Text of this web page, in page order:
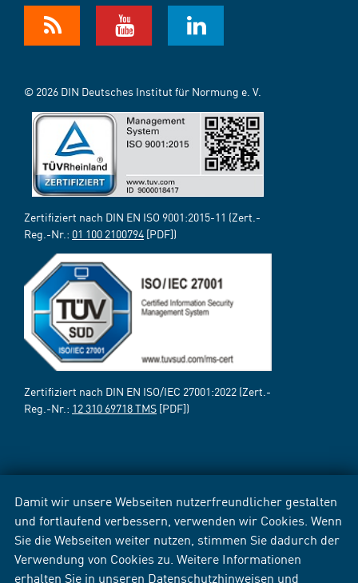
Damit wir unsere Webseiten nutzerfreundlicher gestalten
und fortlaufend verbessern, verwenden wir Cookies. Wenn
Sie die Webseiten weiter nutzen, stimmen Sie dadurch der
Verwendung von Cookies zu. Weitere Informationen
erhalten Sie in unseren Datenschutzhinweisen und
© 2026 DIN Deutsches Institut für Normung e. V.
Zertifiziert nach DIN EN ISO 9001:2015-11 (Zert.-
Reg.-Nr.: 01 100 2100794 [PDF])
Zertifiziert nach DIN EN ISO/IEC 27001:2022 (Zert.-
Reg.-Nr.: 12 310 69718 TMS [PDF])